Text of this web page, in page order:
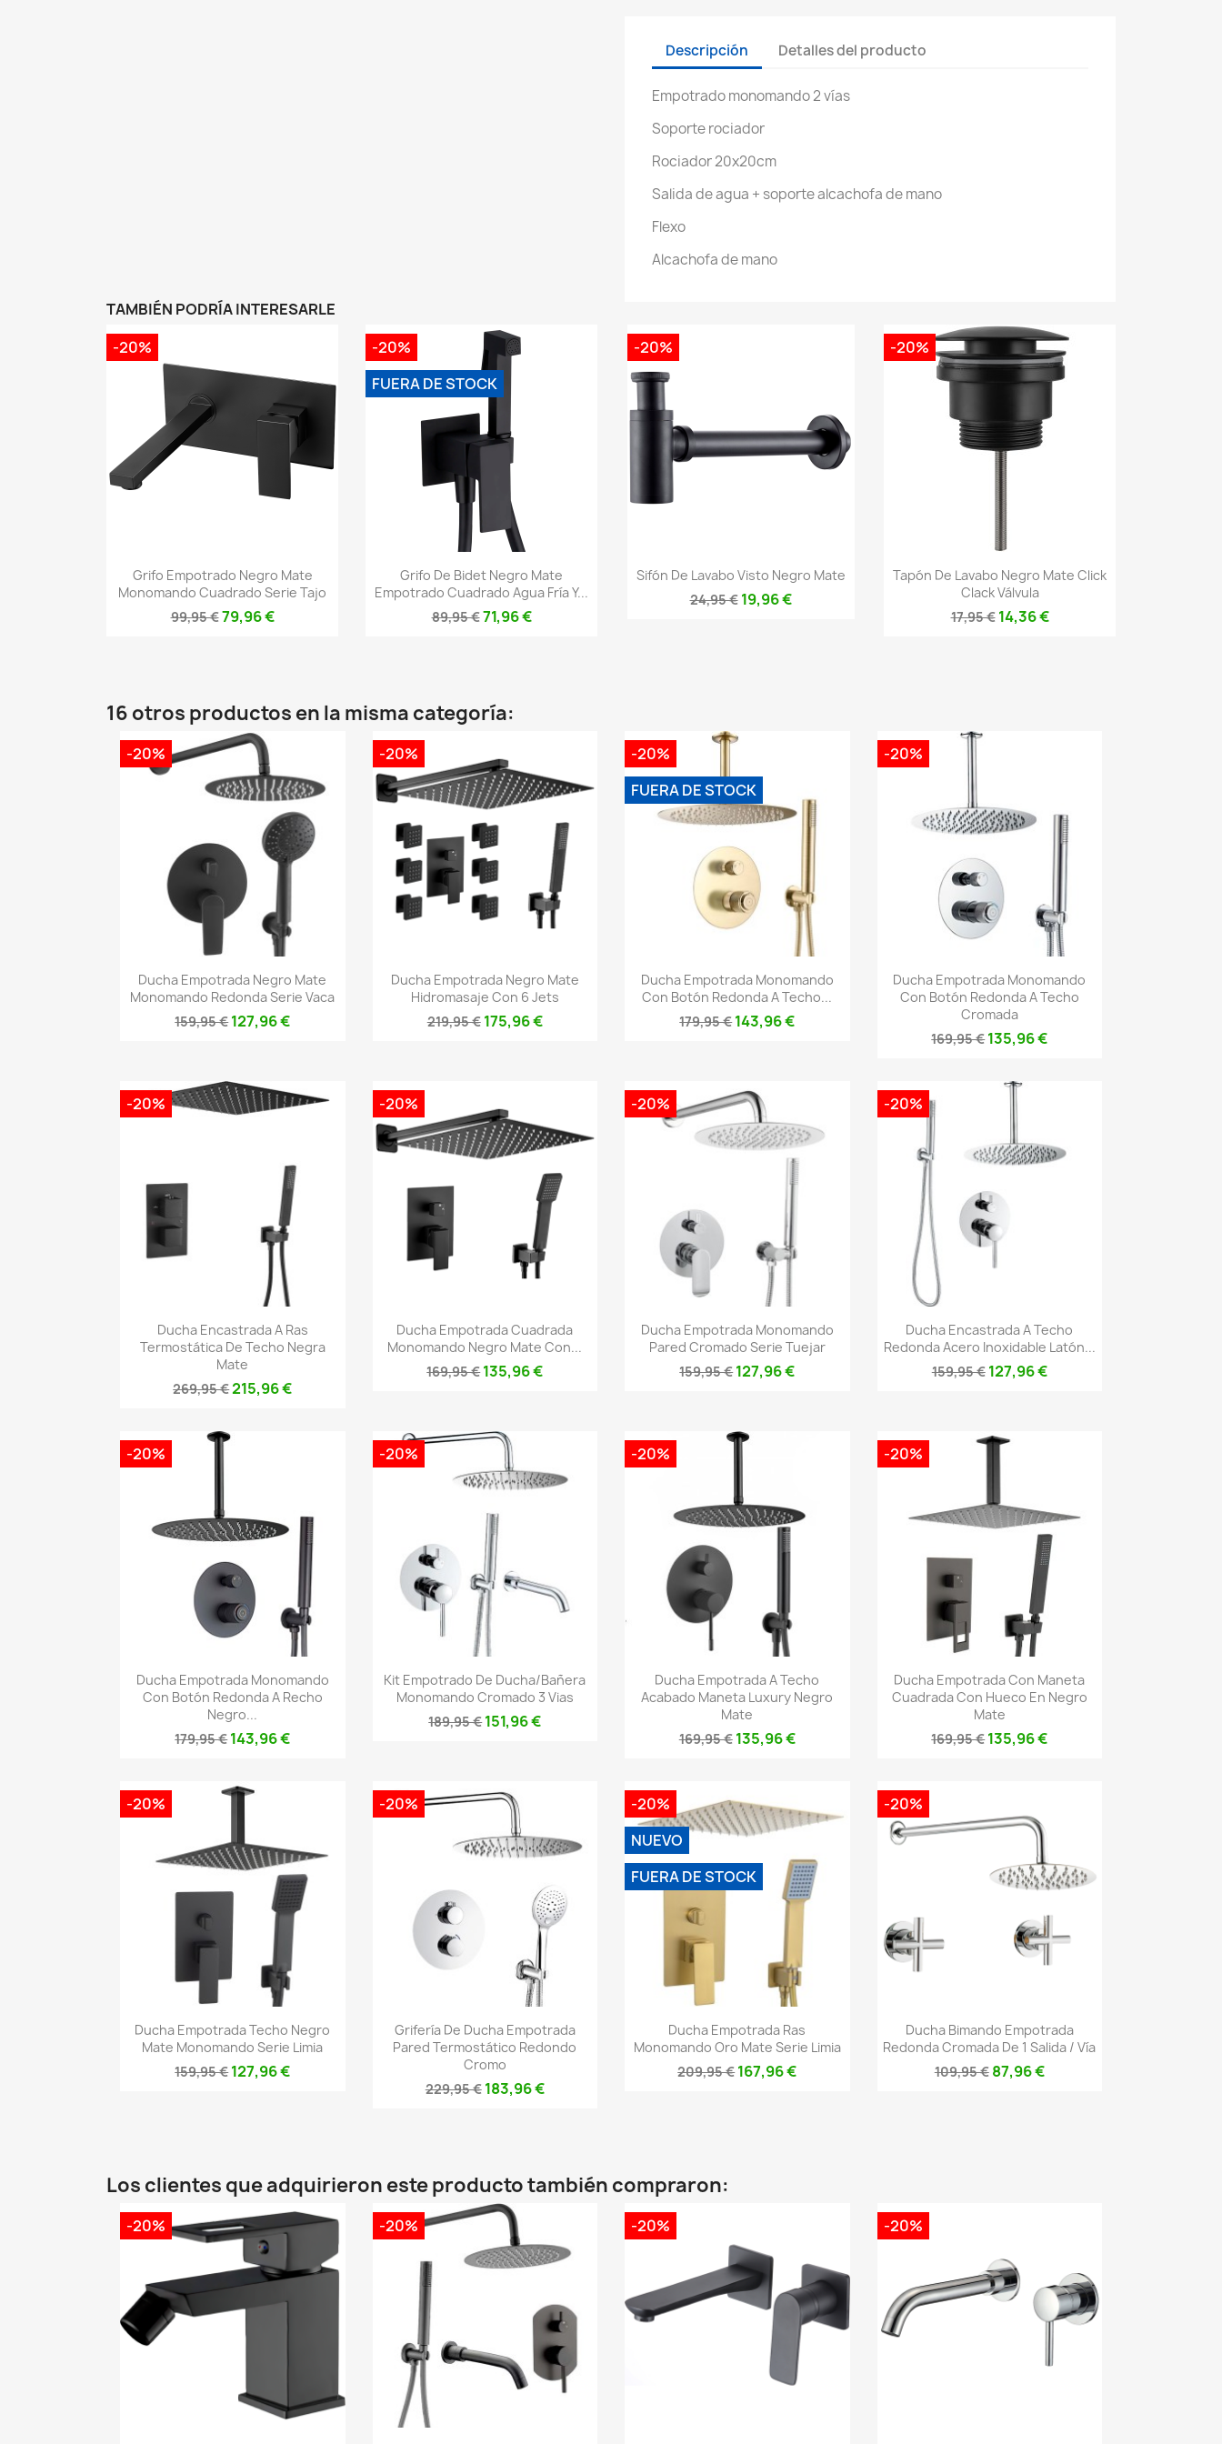
Descripción Detalles del producto
Empotrado monomando 2 vías
Soporte rociador
Rociador 20x20cm
Salida de agua + soporte alcachofa de mano
Flexo
Alcachofa de mano
TAMBIÉN PODRÍA INTERESARLE
Vista rápida
Grifo Empotrado Negro Mate
Monomando Cuadrado Serie Tajo
99,95 €79,96 €
-20%
Vista rápida
Grifo De Bidet Negro Mate
Empotrado Cuadrado Agua Fría Y...
89,95 €71,96 €
-20%
FUERA DE STOCK
Vista rápida
Sifón De Lavabo Visto Negro Mate
24,95 € 19,96 €
-20%
Vista rápida
Tapón De Lavabo Negro Mate Click
Clack Válvula
17,95 € 14,36 €
-20%
16 otros productos en la misma categoría:
Vista rápida
Ducha Empotrada Negro Mate
Monomando Redonda Serie Vaca
159,95 €127,96 €
-20%
Vista rápida
Ducha Empotrada Negro Mate
Hidromasaje Con 6 Jets
219,95 € 175,96 €
-20%
Vista rápida
Ducha Empotrada Monomando
Con Botón Redonda A Techo...
179,95 €143,96 €
-20%
FUERA DE STOCK
Vista rápida
Ducha Empotrada Monomando
Con Botón Redonda A Techo
Cromada
169,95 €135,96 €
-20%
Vista rápida
Ducha Encastrada A Ras
Termostática De Techo Negra
Mate
269,95 €215,96 €
-20%
Vista rápida
Ducha Empotrada Cuadrada
Monomando Negro Mate Con...
169,95 €135,96 €
-20%
Vista rápida
Ducha Empotrada Monomando
Pared Cromado Serie Tuejar
159,95 €127,96 €
-20%
Vista rápida
Ducha Encastrada A Techo
Redonda Acero Inoxidable Latón...
159,95 € 127,96 €
-20%
Vista rápida
Ducha Empotrada Monomando
Con Botón Redonda A Recho
Negro...
179,95 €143,96 €
-20%
Vista rápida
Kit Empotrado De Ducha/bañera
Monomando Cromado 3 Vias
189,95 €151,96 €
-20%
Vista rápida
Ducha Empotrada A Techo
Acabado Maneta Luxury Negro
Mate
169,95 € 135,96 €
-20%
Vista rápida
Ducha Empotrada Con Maneta
Cuadrada Con Hueco En Negro
Mate
169,95 €135,96 €
-20%
Vista rápida
Ducha Empotrada Techo Negro
Mate Monomando Serie Limia
159,95 €127,96 €
-20%
Vista rápida
Grifería De Ducha Empotrada
Pared Termostático Redondo
Cromo
229,95 € 183,96 €
-20%
Vista rápida
Ducha Empotrada Ras
Monomando Oro Mate Serie Limia
209,95 €167,96 €
-20%
NUEVO
FUERA DE STOCK
Vista rápida
Ducha Bimando Empotrada
Redonda Cromada De 1 Salida / Vía
109,95 € 87,96 €
-20%
Los clientes que adquirieron este producto también compraron:
-20% -20% -20% -20%